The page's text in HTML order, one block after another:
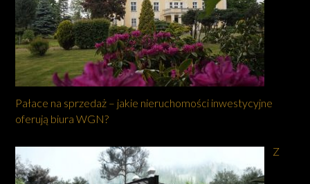
Pałace na sprzedaż – jakie nieruchomości inwestycyjne
oferują biura WGN?
Z